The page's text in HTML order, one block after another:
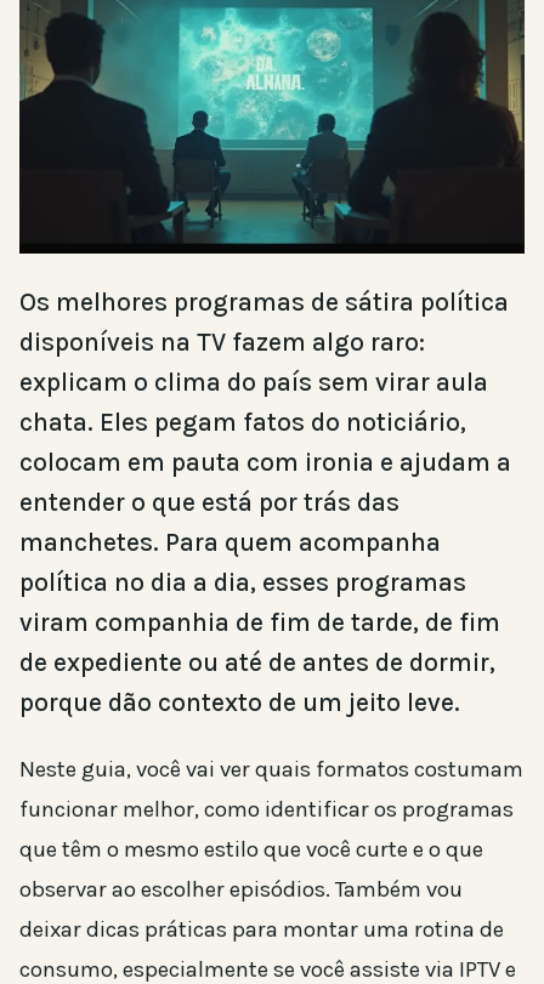
Os melhores programas de sátira política
disponíveis na TV fazem algo raro:
explicam o clima do país sem virar aula
chata. Eles pegam fatos do noticiário,
colocam em pauta com ironia e ajudam a
entender o que está por trás das
manchetes. Para quem acompanha
política no dia a dia, esses programas
viram companhia de fim de tarde, de fim
de expediente ou até de antes de dormir,
porque dão contexto de um jeito leve.
Neste guia, você vai ver quais formatos costumam
funcionar melhor, como identificar os programas
que têm o mesmo estilo que você curte e o que
observar ao escolher episódios. Também vou
deixar dicas práticas para montar uma rotina de
consumo, especialmente se você assiste via IPTV e